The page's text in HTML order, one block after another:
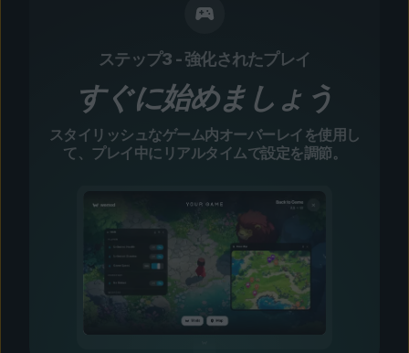
ステップ3 - 強化されたプレイ
すぐに始めましょう
スタイリッシュなゲーム内オーバーレイを使用し
て、プレイ中にリアルタイムで設定を調節。